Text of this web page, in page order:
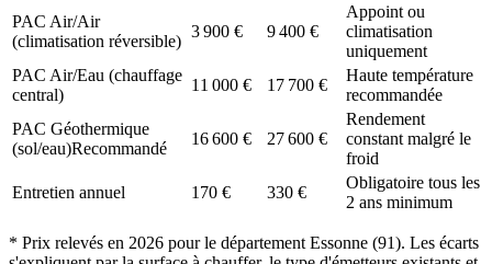
PAC Air/Air
(climatisation réversible)
3 900 € 9 400 €
Appoint ou
climatisation
uniquement
PAC Air/Eau (chauffage
central)
11 000 € 17 700 €
Haute température
recommandée
PAC Géothermique
(sol/eau)Recommandé
16 600 € 27 600 €
Rendement
constant malgré le
froid
Entretien annuel
170 € 330 €
Obligatoire tous les
2 ans minimum
* Prix relevés en 2026 pour le département Essonne (91). Les écarts